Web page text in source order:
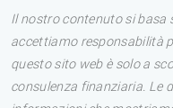
Il nostro contenuto si
accettiamo responsabilità
questo sito web è solo a
consulenza finanziaria. Le